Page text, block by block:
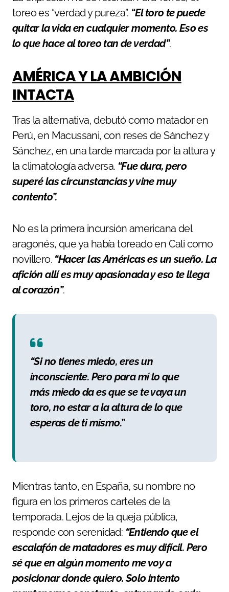
toreo es “verdad y pureza”. “El toro te puede
quitar la vida en cualquier momento. Eso es
lo que hace al toreo tan de verdad”.
AMÉRICA Y LA AMBICIÓN
INTACTA
Tras la alternativa, debutó como matador en
Perú, en Macussani, con reses de Sánchez y
Sánchez, en una tarde marcada por la altura y
la climatología adversa. “Fue dura, pero
superé las circunstancias y vine muy
contento”.
No es la primera incursión americana del
aragonés, que ya había toreado en Cali como
novillero. “Hacer las Américas es un sueño. La
afición allí es muy apasionada y eso te llega
al corazón”.
“Si no tienes miedo, eres un
inconsciente. Pero para mí lo que
más miedo da es que se te vaya un
toro, no estar a la altura de lo que
esperas de ti mismo.”
Mientras tanto, en España, su nombre no
figura en los primeros carteles de la
temporada. Lejos de la queja pública,
responde con serenidad: “Entiendo que el
escalafón de matadores es muy difícil. Pero
sé que en algún momento me voy a
posicionar donde quiero. Solo intento